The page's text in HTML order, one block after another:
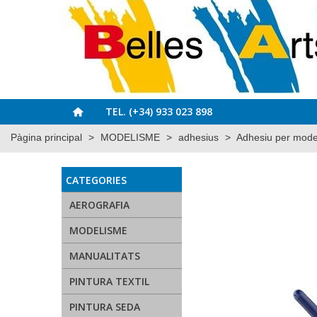
TEL. (+34) 933 023 898
Pàgina principal > MODELISME > adhesius > Adhesiu per
CATEGORIES
AEROGRAFIA
MODELISME
MANUALITATS
PINTURA TEXTIL
PINTURA SEDA